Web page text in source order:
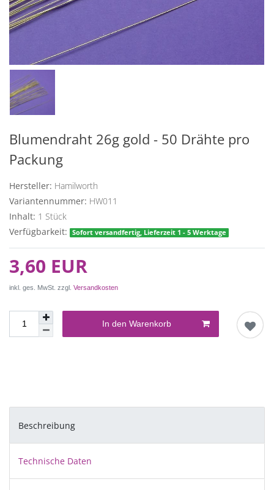
Blumendraht 26g gold - 50 Drähte pro
Packung
Hersteller: Hamilworth
Variantennummer: HW011
Inhalt: 1 Stück
Verfügbarkeit:
Sofort versandfertig, Lieferzeit 1 - 5 Werktage
3,60 EUR
inkl. ges. MwSt. zzgl. Versandkosten
In den Warenkorb
Beschreibung
Technische Daten